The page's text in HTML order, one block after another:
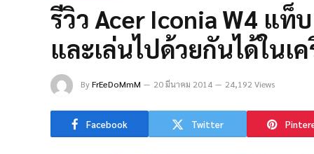
รีวิว Acer Iconia W4 แท็
และเล่นไปด้วยกันได้ในเค
ByFrEeDoMmM 20 มีนาคม 2014 24,192 Views
Facebook Twitter